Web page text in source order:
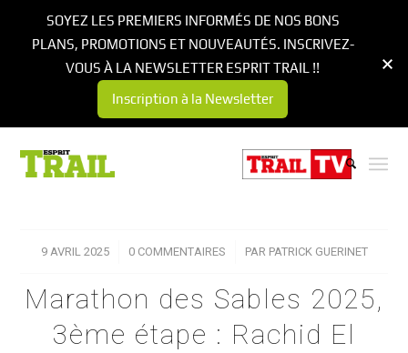
9 AVRIL 2025
/ 0 COMMENTAIRES
/ PAR PATRICK GUERINET
Marathon des Sables 2025,
3ème étape : Rachid El
SOYEZ LES PREMIERS INFORMÉS DE NOS BONS
PLANS, PROMOTIONS ET NOUVEAUTÉS. INSCRIVEZ-
VOUS À LA NEWSLETTER ESPRIT TRAIL !!
Inscription à la Newsletter